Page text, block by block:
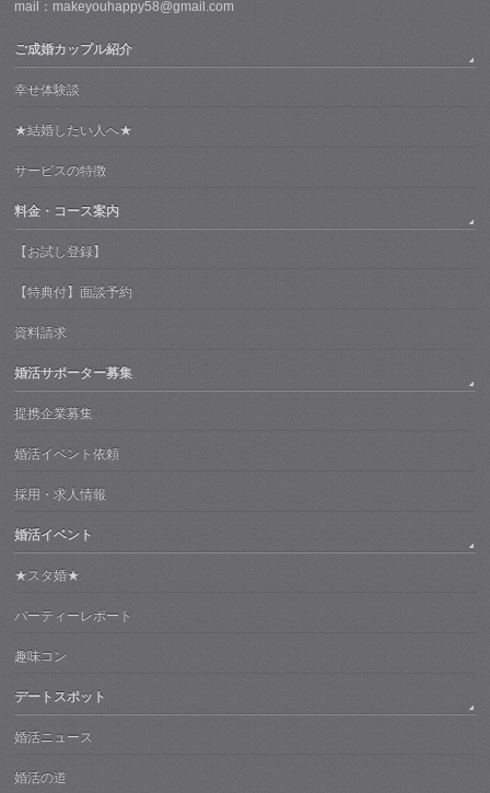
mail：makeyouhappy58@gmail.com
ご成婚カップル紹介
幸せ体験談
★結婚したい人へ★
サービスの特徴
料金・コース案内
【お試し登録】
【特典付】面談予約
資料請求
婚活サポーター募集
提携企業募集
婚活イベント依頼
採用・求人情報
婚活イベント
★スタ婚★
パーティーレポート
趣味コン
デートスポット
婚活ニュース
婚活の道